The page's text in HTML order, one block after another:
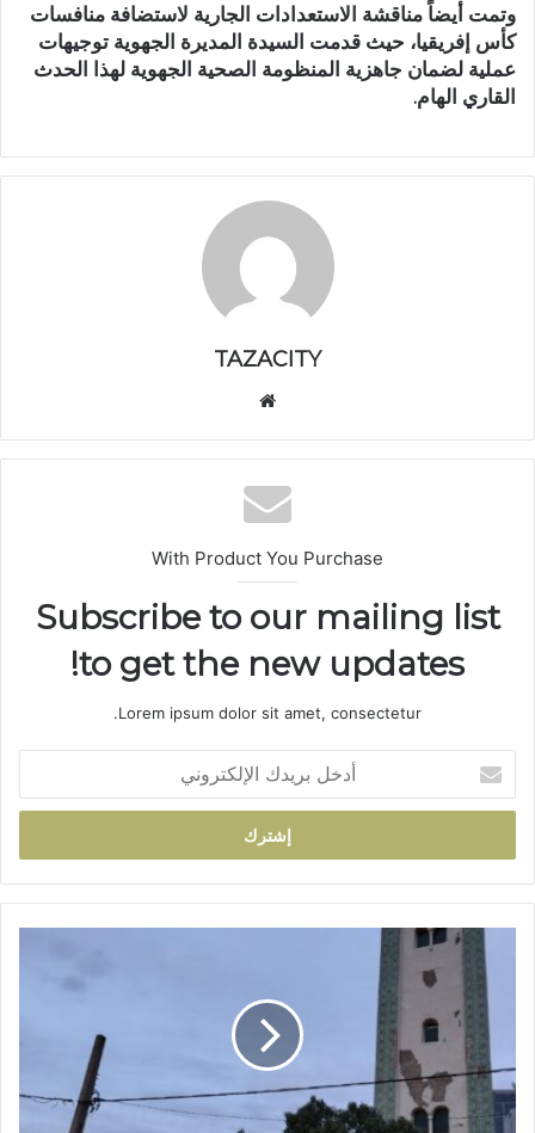
وتمت أيضاً مناقشة الاستعدادات الجارية لاستضافة منافسات
كأس إفريقيا، حيث قدمت السيدة المديرة الجهوية توجيهات
عملية لضمان جاهزية المنظومة الصحية الجهوية لهذا الحدث
القاري الهام.
TAZACITY
الوي
ب
With Product You Purchase
Subscribe to our mailing list
to get the new updates!
Lorem ipsum dolor sit amet, consectetur.
خ
ب
ر
ل
ك
ت
م
س
ج